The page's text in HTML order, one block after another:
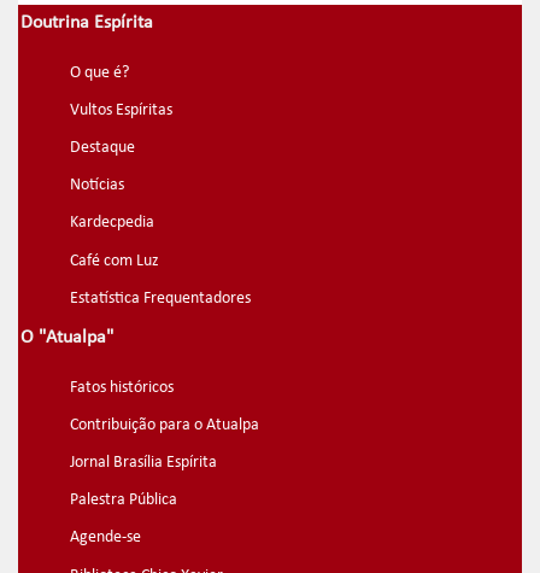
Doutrina Espírita
O que é?
Vultos Espíritas
Destaque
Notícias
Kardecpedia
Café com Luz
Estatística Frequentadores
O "Atualpa"
Fatos históricos
Contribuição para o Atualpa
Jornal Brasília Espírita
Palestra Pública
Agende-se